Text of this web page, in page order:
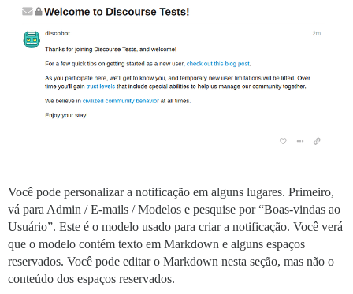
Você pode personalizar a notificação em alguns lugares. Primeiro,
vá para Admin / E-mails / Modelos e pesquise por “Boas-vindas ao
Usuário”. Este é o modelo usado para criar a notificação. Você verá
que o modelo contém texto em Markdown e alguns espaços
reservados. Você pode editar o Markdown nesta seção, mas não o
conteúdo dos espaços reservados.